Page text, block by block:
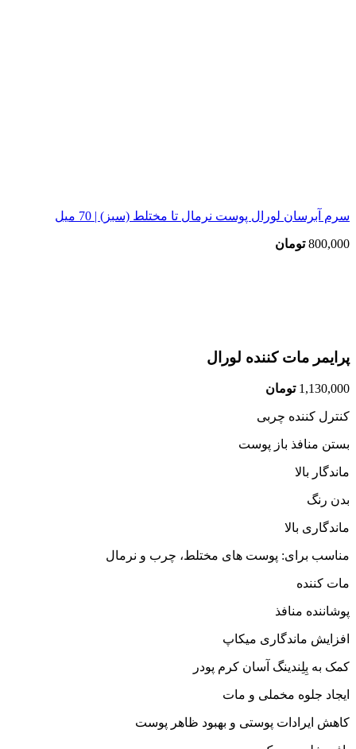
سرم آبرسان لورال پوست نرمال تا مختلط (سبز) | 70 میل
800,000 تومان
پرایمر مات کننده لورال
1,130,000 تومان
کنترل کننده چربی
بستن منافذ باز پوست
ماندگار بالا
بدن رنگ
ماندگاری بالا
مناسب برای: پوست های مختلط، چرب و نرمال
مات کننده
پوشاننده منافذ
افزایش ماندگاری میکاپ
کمک به بِلِندینگ آسان کرم پودر
ایجاد جلوه مخملی و مات
کاهش ایرادات پوستی و بهبود ظاهر پوست